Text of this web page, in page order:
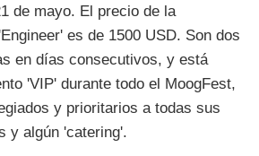
de mayo. El precio de la
es de 1500 USD. Son dos
en días consecutivos, y está
'VIP' durante todo el MoogFest,
y prioritarios a todas sus
y algún 'catering'.